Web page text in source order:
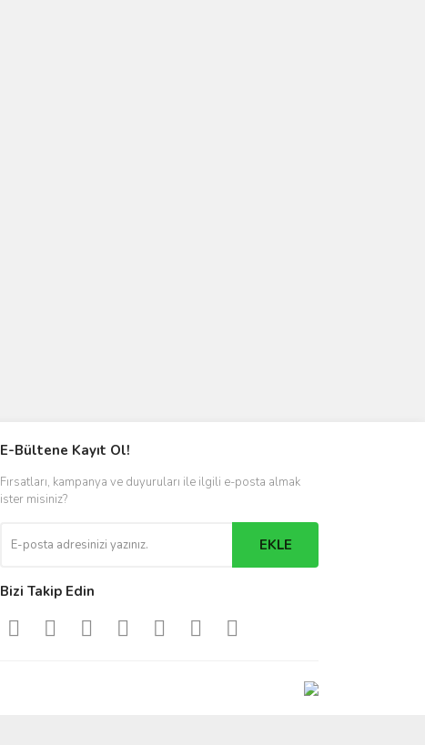
E-Bültene Kayıt Ol!
Fırsatları, kampanya ve duyuruları ile ilgili e-posta almak
ister misiniz?
EKLE
Bizi Takip Edin